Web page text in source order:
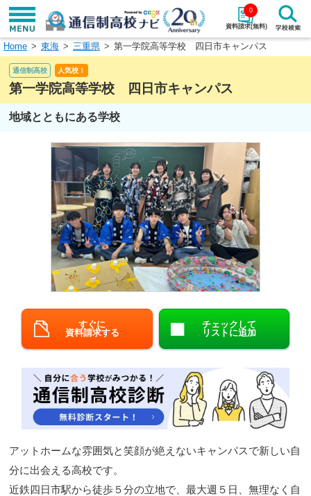
資料請求(無料)
0
学校名で探す
検索
エリアから探す
エリアを選択して探す
北海道・東北
北陸・甲信越
中国
九州・沖縄
Home 東海 三重県 第一学院高等学校 四日市キャンパス
通信制高校 人気校！
第一学院高等学校 四日市キャンパス
地域とともにある学校
すぐに
資料請求する
チェックして
リストに追加
アットホームな雰囲気と笑顔が絶えないキャンパスで新しい自
分に出会える高校です。
近鉄四日市駅から徒歩５分の立地で、最大週５日、無理なく自